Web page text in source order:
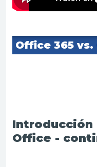
Office 365 vs.
Office -